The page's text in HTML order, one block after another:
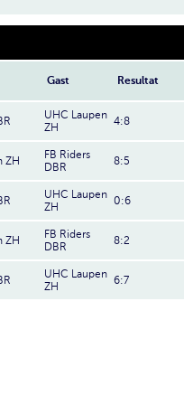
Gast Resultat
UHC Laupen
ZH
4:8
ZH
FB Riders
DBR
8:5
UHC Laupen
ZH
0:6
ZH
FB Riders
DBR
8:2
UHC Laupen
ZH
6:7